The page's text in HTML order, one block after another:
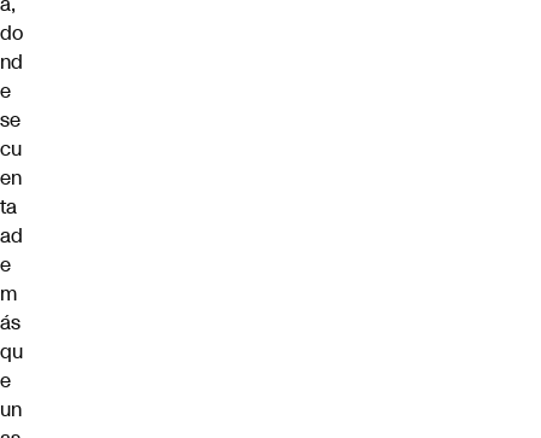
do
nd
e
se
cu
en
ta
ad
e
m
ás
qu
e
un